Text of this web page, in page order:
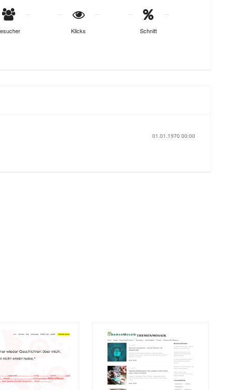
Klicks Schnitt
01.01.1970 00:00